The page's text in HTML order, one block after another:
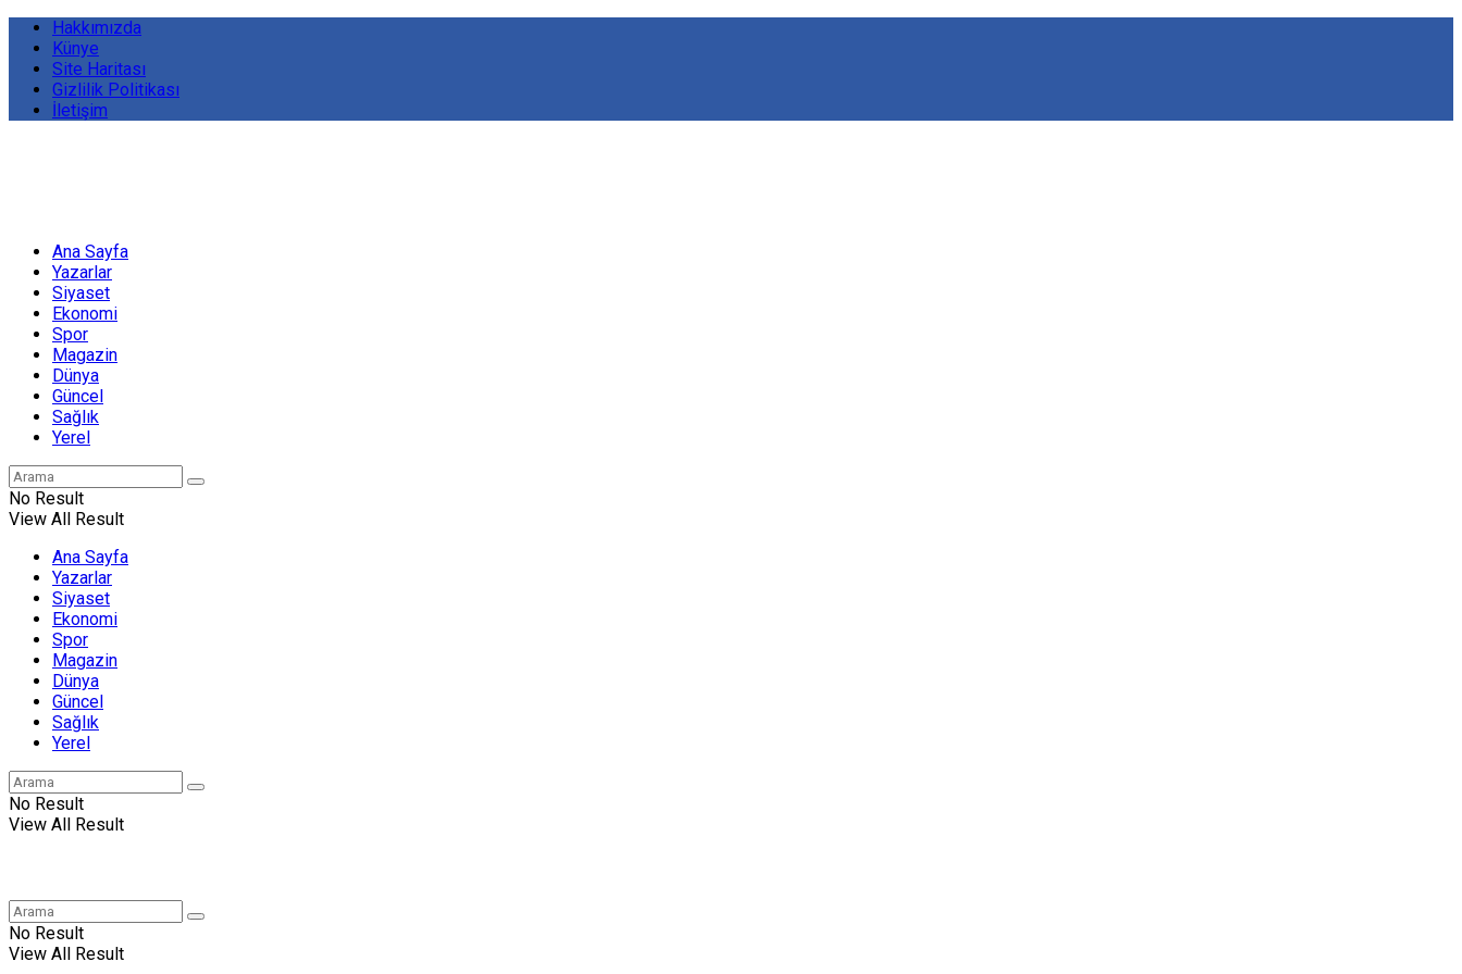
Hakkımızda
Künye
Site Haritası
Gizlilik Politikası
İletişim
Ana Sayfa
Yazarlar
Siyaset
Ekonomi
Spor
Magazin
Dünya
Güncel
Sağlık
Yerel
No Result
View All Result
Ana Sayfa
Yazarlar
Siyaset
Ekonomi
Spor
Magazin
Dünya
Güncel
Sağlık
Yerel
No Result
View All Result
No Result
View All Result